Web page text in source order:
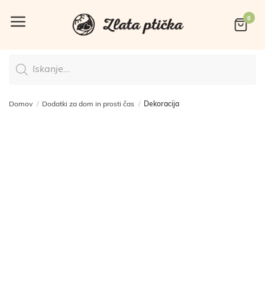
search
Domov / Dodatki za dom in prosti čas / Dekoracija